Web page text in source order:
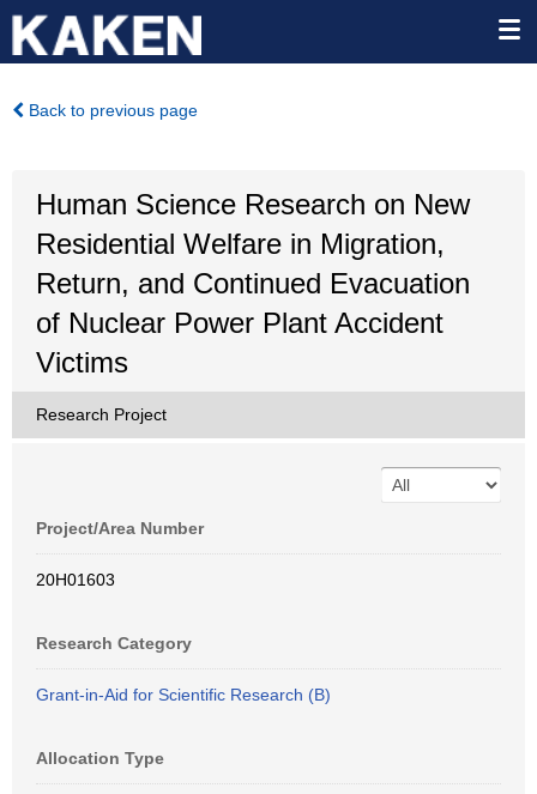
Back to previous page
Human Science Research on New
Residential Welfare in Migration,
Return, and Continued Evacuation
of Nuclear Power Plant Accident
Victims
Research Project
Project/Area Number
20H01603
Research Category
Grant-in-Aid for Scientific Research (B)
Allocation Type